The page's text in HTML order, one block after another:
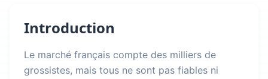
Introduction
Le marché français compte des milliers de
grossistes, mais tous ne sont pas fiables ni